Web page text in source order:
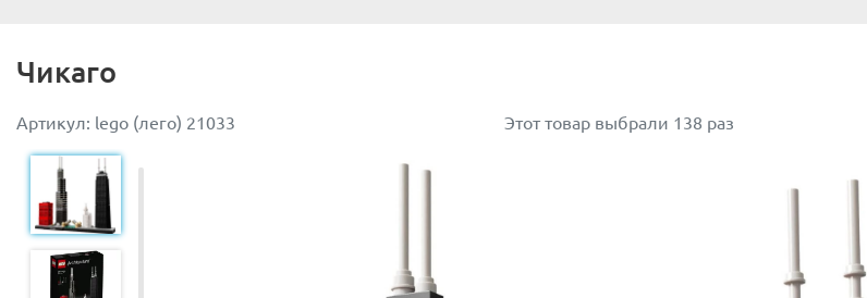
Чикаго
Артикул: lego (лего) 21033 Этот товар выбрали 138 раз